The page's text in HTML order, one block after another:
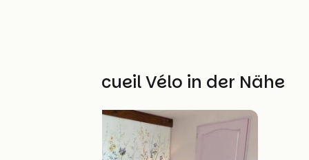
Weitere Accueil Vélo in der Nähe